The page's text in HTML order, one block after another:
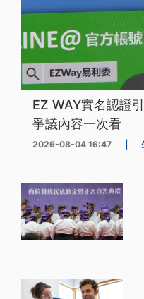
EZ WAY實名認證
爭議內容一次看
2026-08-04 16:47